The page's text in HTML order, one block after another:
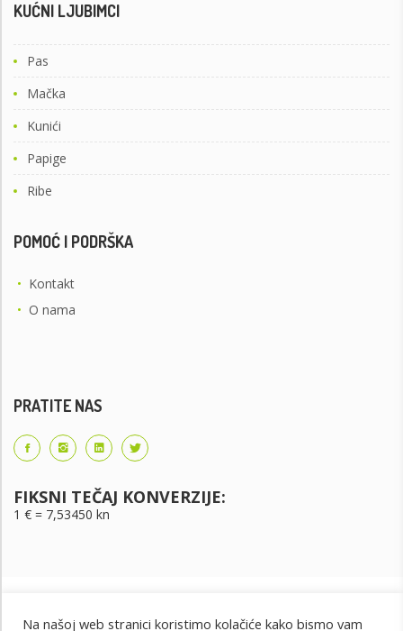
KUĆNI LJUBIMCI
Pas
Mačka
Kunići
Papige
Ribe
POMOĆ I PODRŠKA
• Kontakt
• O nama
PRATITE NAS
FIKSNI TEČAJ KONVERZIJE:
1 € = 7,53450 kn
Na našoj web stranici koristimo kolačiće kako bismo vam